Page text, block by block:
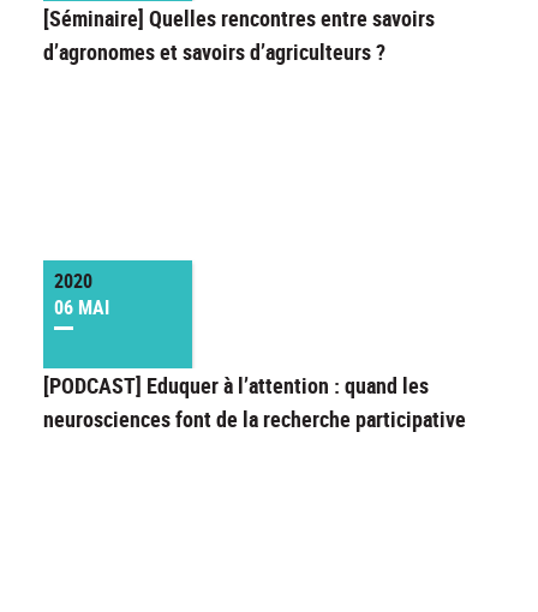
[Séminaire] Quelles rencontres entre savoirs
d’agronomes et savoirs d’agriculteurs ?
2020
06 MAI
[PODCAST] Eduquer à l’attention : quand les
neurosciences font de la recherche participative